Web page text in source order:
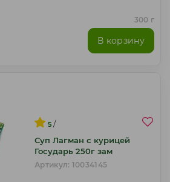
300 г
В корзину
5 /
Суп Лагман с курицей
Государь 250г зам
Артикул: 10034145